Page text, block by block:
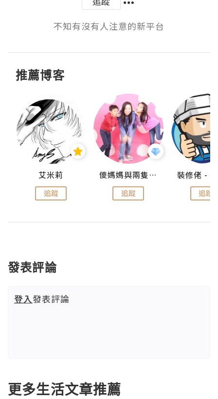
不知有沒有人注意的新平台
推薦博客
艾米莉
追蹤
儍媽媽與兩隻小魔怪之家
追蹤 追蹤
發表評論
登入發表評論
更多生活文章推薦